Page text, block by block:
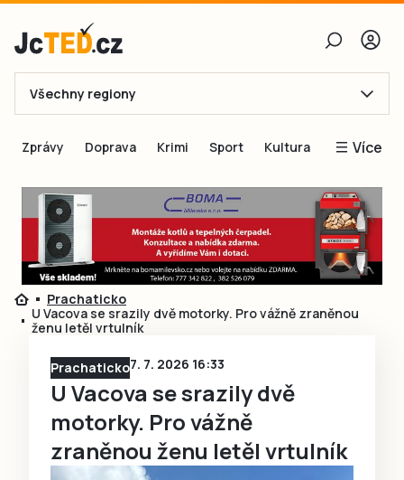
E-mail
Obnovit heslo
Přihlásit se
Přihlásit se přes Facebook
Všechny regiony
Zprávy Doprava Krimi Sport Kultura Více
Blogy
Inspirace
Čtenáři píší
Speciální přílohy
Prachaticko
U Vacova se srazily dvě motorky. Pro vážně zraněnou
ženu letěl vrtulník
Prachaticko7. 7. 2026 16:33
U Vacova se srazily dvě
motorky. Pro vážně
zraněnou ženu letěl vrtulník